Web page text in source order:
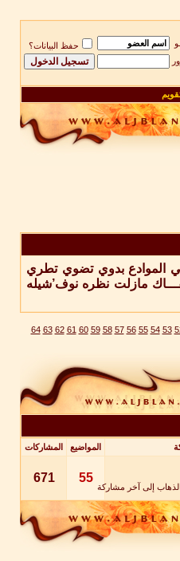
حفظ البيانات؟
الموادع بدوي تضوي تطري
مازلت نظره نوف’شيله
53
54
55
56
57
58
59
60
61
62
63
64
المواضيع
المشاركات
55
671